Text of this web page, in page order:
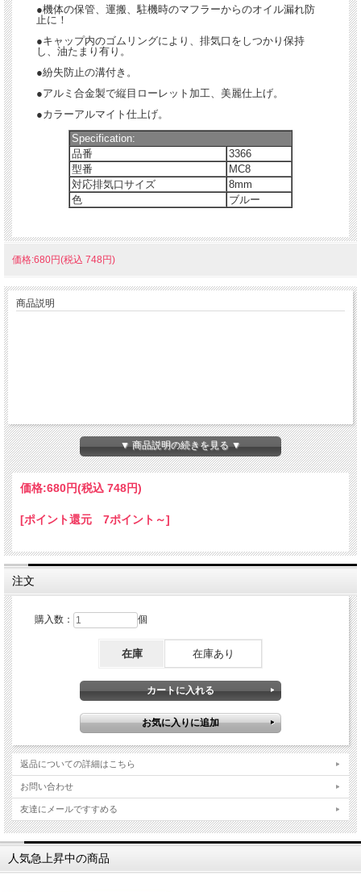
●機体の保管、運搬、駐機時のマフラーからのオイル漏れ防
止に！
●キャップ内のゴムリングにより、排気口をしつかり保持
し、油たまり有り。
●紛失防止の溝付き。
●アルミ合金製で縦目ローレット加工、美麗仕上げ。
●カラーアルマイト仕上げ。
Specification:
品番
3366
型番
MC8
対応排気口サイズ
8mm
色
ブルー
価格:680円(税込 748円)
商品説明
▼ 商品説明の続きを見る ▼
価格:680円(税込 748円)
[ポイント還元 7ポイント～]
注文
購入数： 個
在庫 在庫あり
返品についての詳細はこちら
お問い合わせ
友達にメールですすめる
人気急上昇中の商品